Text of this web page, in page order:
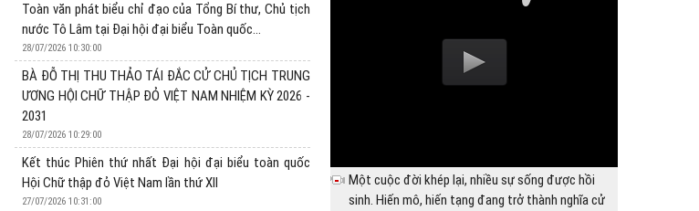
Toàn văn phát biểu chỉ đạo của Tổng Bí thư, Chủ tịch nước Tô Lâm
tại Đại hội đại biểu Toàn quốc lần thứ XII
28/07/2026 10:30:00
Sáng 28/7, Đồng chí Tô Lâm, Tổng Bí thư Ban Chấp hành Trung ương Đảng, Chủ tịch
nước Cộng hòa xã hội chủ nghĩa Việt Nam, dự và phát biểu chỉ đạo tại Phiên trọng
thể Đại hội đại biểu toàn quốc Hội Chữ thập đỏ Việt Nam lần thứ XII, nhiệm kỳ 2026
BÀ ĐỖ THỊ THU THẢO TÁI ĐẮC CỬ
CHỮ THẬP ĐỎ VIỆT NAM NHIỆM KỲ
đại diện cho hơn 5,6 triệu cán bộ, hội viên, tình
Toàn văn phát biểu chỉ đạo của Tổng Bí thư, Chủ tịch
nước Tô Lâm tại Đại hội đại biểu Toàn quốc...
28/07/2026 10:30:00
BÀ ĐỖ THỊ THU THẢO TÁI ĐẮC CỬ CHỦ TỊCH TRUNG
ƯƠNG HỘI CHỮ THẬP ĐỎ VIỆT NAM NHIỆM KỲ 2026 -
2031
28/07/2026 10:29:00
Kết thúc Phiên thứ nhất Đại hội đại biểu toàn quốc
Hội Chữ thập đỏ Việt Nam lần thứ XII
27/07/2026 10:31:00
Một cuộc đời khép lại, nhiều sự sống được hồi
sinh. Hiến mô, hiến tạng đang trở thành nghĩa cử